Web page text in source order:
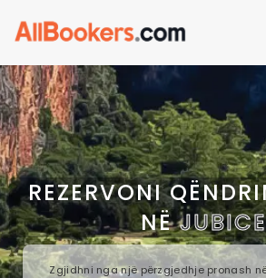
REZERVONI
NËJUBICE
Zgjidhni nga një përzgjedhje pronash